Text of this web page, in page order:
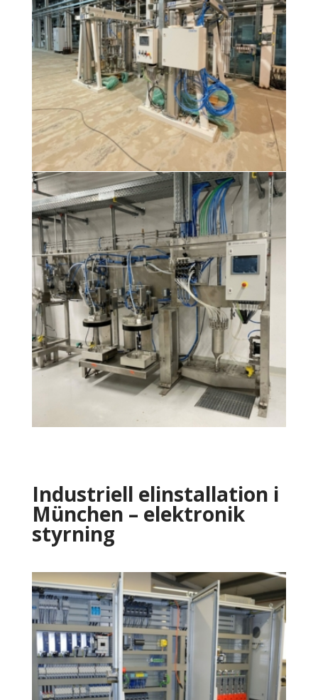
Industriell elinstallation i
München – elektronik
styrning